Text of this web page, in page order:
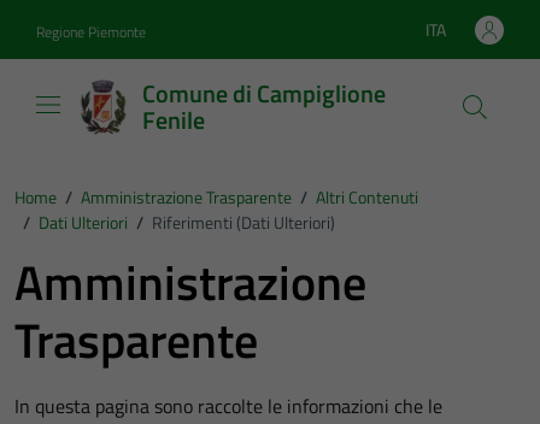
Regione Piemonte Lingua attiva:
ITA
Comune di Campiglione
Fenile
Home / Amministrazione Trasparente / Altri Contenuti
/ Dati Ulteriori / Riferimenti (Dati Ulteriori)
Amministrazione
Trasparente
In questa pagina sono raccolte le informazioni che le